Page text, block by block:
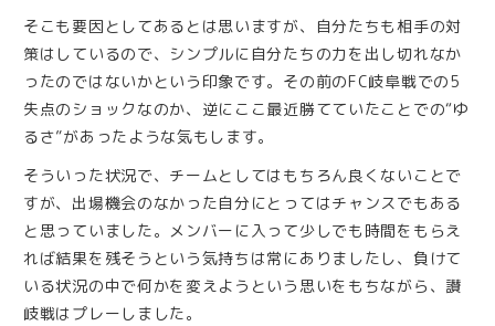
そこも要因としてあるとは思いますが、自分たちも相手の対
策はしているので、シンプルに自分たちの力を出し切れなか
ったのではないかという印象です。その前のFC岐阜戦での5
失点のショックなのか、逆にここ最近勝てていたことでの“ゆ
るさ”があったような気もします。
そういった状況で、チームとしてはもちろん良くないことで
すが、出場機会のなかった自分にとってはチャンスでもある
と思っていました。メンバーに入って少しでも時間をもらえ
れば結果を残そうという気持ちは常にありましたし、負けて
いる状況の中で何かを変えようという思いをもちながら、讃
岐戦はプレーしました。